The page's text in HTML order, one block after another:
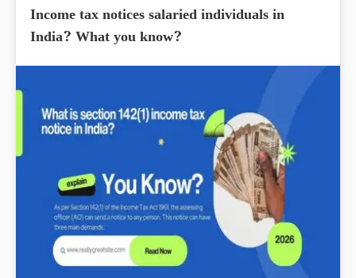
Income tax notices salaried individuals in
India? What you know?